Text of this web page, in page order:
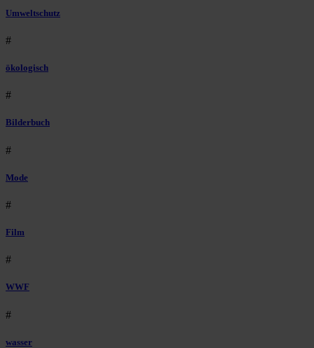
Umweltschutz
#
ökologisch
#
Bilderbuch
#
Mode
#
Film
#
WWF
#
wasser